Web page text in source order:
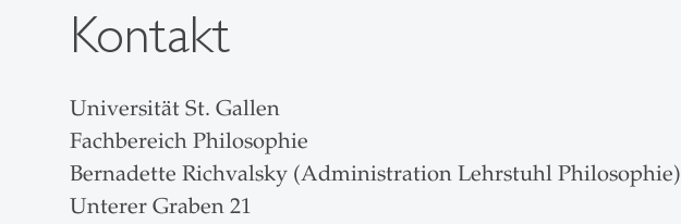
Kontakt
Universität St. Gallen
Fachbereich Philosophie
Bernadette Richvalsky (Administration Lehrstuhl Philosophie)
Unterer Graben 21